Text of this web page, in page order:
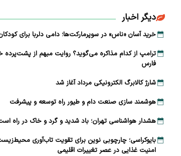
دیگر اخبار
خرید آسان «ناس» در سوپرمارکت‌ها؛ دامی دلربا برای
ترامپ از کدام مذاکره می‌گوید؟ روایت مبهم از پشت‌پرده
فارس
شارژ کالابرگ الکترونیکی مرداد آغاز شد
هوشمند سازی صنعت دام و طیور راه توسعه و پیشرفت
هشدار هواشناسی تهران؛ باد شدید و گرد و خاک در راه
بایوکراسی؛ چارچوبی نوین برای تقویت تاب‌آوری
امنیت غذایی در عصر تغییرات اقلیمی